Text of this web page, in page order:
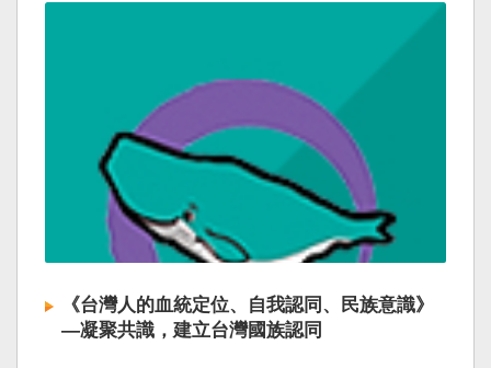
《台灣人的血統定位、自我認同、民族意識》
—凝聚共識，建立台灣國族認同